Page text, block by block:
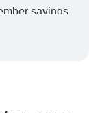
savings
te zorgen